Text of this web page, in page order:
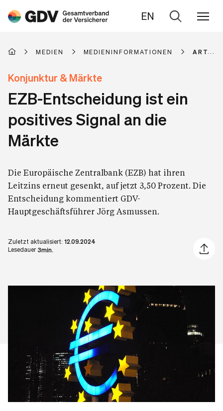
EN
Zur
MEDIEN MEDIENINFORMATIONEN
Konjunktur & Märkte
EZB-Entscheidung ist ein
positives Signal an die
Märkte
Die Europäische Zentralbank (EZB) hat ihren
Leitzins erneut gesenkt, auf jetzt 3,50 Prozent. Die
Entscheidung kommentiert GDV-
Hauptgeschäftsführer Jörg Asmussen.
Zuletzt aktualisiert: 12.09.2024
Lesedauer 3min.
Artikel